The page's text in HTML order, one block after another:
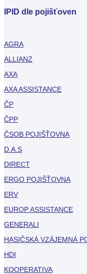
IPID dle pojišťoven
AGRA
ALLIANZ
AXA
AXA ASSISTANCE
ČP
ČPP
ČSOB POJIŠŤOVNA
D.A.S
DIRECT
ERGO POJIŠŤOVNA
ERV
EUROP ASSISTANCE
GENERALI
HASIČSKÁ VZÁJEMNÁ
HDI
KOOPERATIVA